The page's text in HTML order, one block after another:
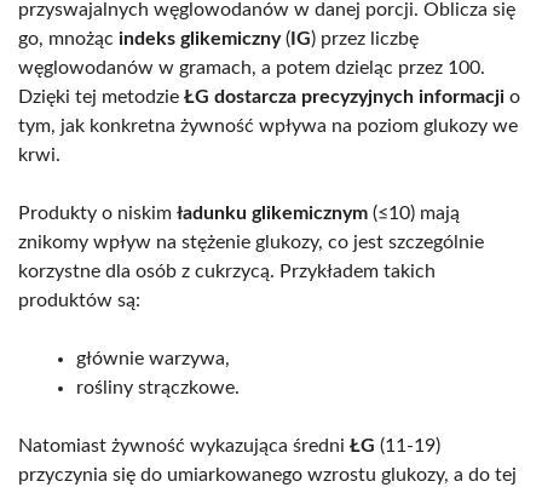
przyswajalnych węglowodanów w danej porcji. Oblicza się
go, mnożąc indeks glikemiczny( IG) przez liczbę
węglowodanów w gramach, a potem dzieląc przez 100.
Dzięki tej metodzie ŁG dostarcza precyzyjnych informacji o
tym, jak konkretna żywność wpływa na poziom glukozy we
krwi.
Produkty o niskim ładunku glikemicznym (≤10) mają
znikomy wpływ na stężenie glukozy, co jest szczególnie
korzystne dla osób z cukrzycą. Przykładem takich
produktów są:
głównie warzywa,
rośliny strączkowe.
Natomiast żywność wykazująca średni ŁG (11-19)
przyczynia się do umiarkowanego wzrostu glukozy, a do tej